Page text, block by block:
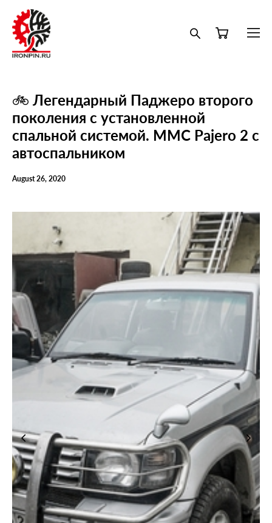
🚲 Легендарный Паджеро второго
поколения с установленной
спальной системой. MMC Pajero 2 с
автоспальником
August 26, 2020